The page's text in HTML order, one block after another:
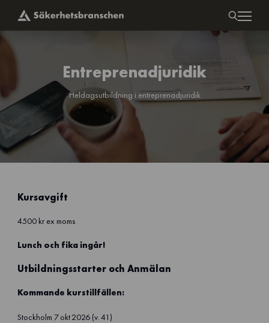
Entreprenadjuridik
Heldagsutbildning i entreprenadjuridik
Kursavgift
4500 kr ex moms
Lunch och fika ingår!
Utbildningsstarter och Anmälan
Kommande kurstillfällen:
Stockholm 7 okt 2026 (v. 41)